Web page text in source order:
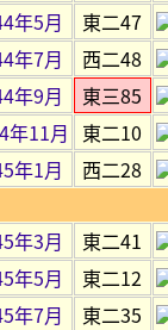
年5月
東二47
年7月
西二48
年9月
東三85
年11月 東二10
年1月
西二28
年3月
東二41
年5月
東二12
年7月
東二35